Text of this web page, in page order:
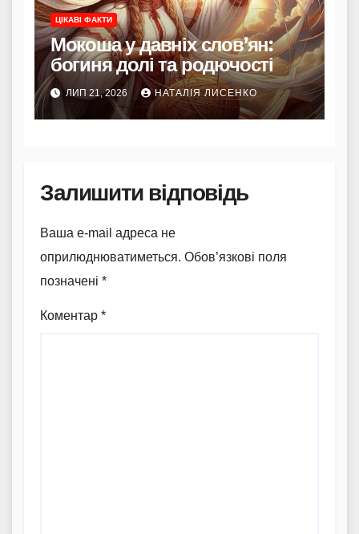
ЦІКАВІ ФАКТИ
Мокоша у давніх слов’ян:
богиня долі та родючості
ЛИП 21, 2026 НАТАЛІЯ ЛИСЕНКО
Залишити відповідь
Ваша e-mail адреса не
оприлюднюватиметься. Обов’язкові поля
позначені *
Коментар *